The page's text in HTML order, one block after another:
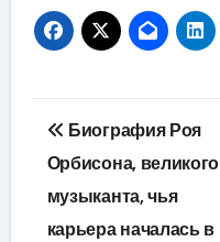
Навигация
по
записям
Биография Роя
Орбисона, великого
музыканта, чья
карьера началась в